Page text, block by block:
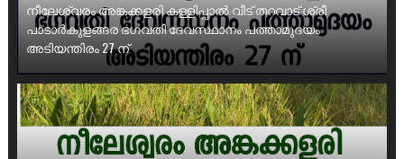
നീലേശ്വരം അങ്കക്കളരി കള്ളിപ്പാൽ വീട് തറവാട് ശ്രീ
പാടാർകുളങ്ങര ഭഗവതി ദേവസ്ഥാനം പത്താമുദയം
അടിയന്തിരം 27 ന്